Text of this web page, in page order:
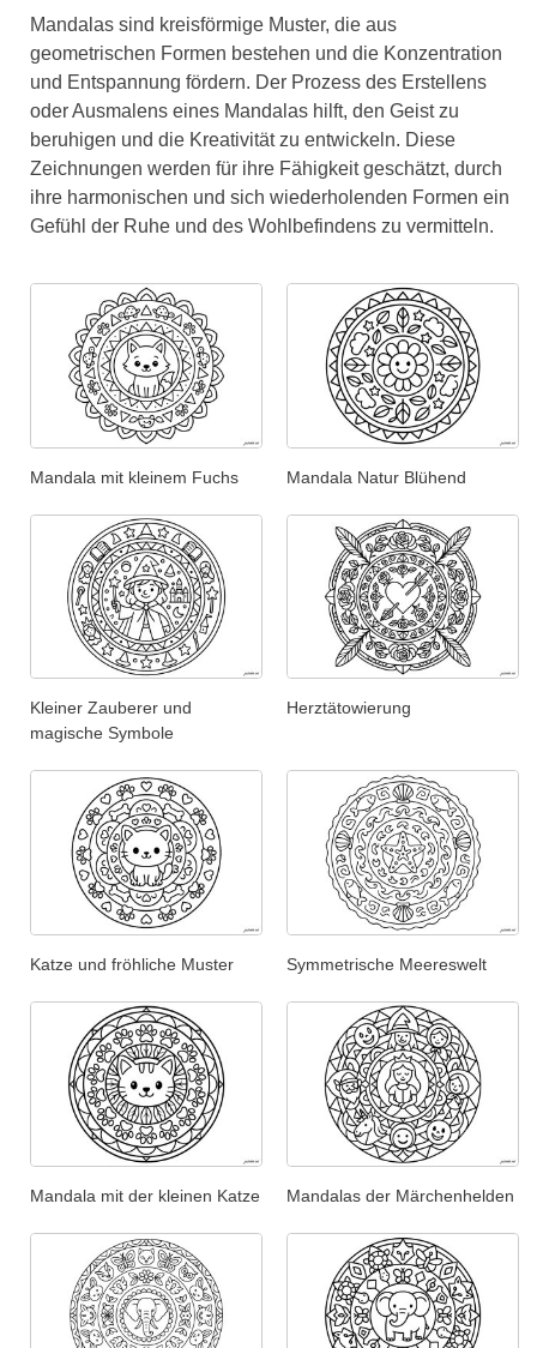
Mandalas sind kreisförmige Muster, die aus
geometrischen Formen bestehen und die Konzentration
und Entspannung fördern. Der Prozess des Erstellens
oder Ausmalens eines Mandalas hilft, den Geist zu
beruhigen und die Kreativität zu entwickeln. Diese
Zeichnungen werden für ihre Fähigkeit geschätzt, durch
ihre harmonischen und sich wiederholenden Formen ein
Gefühl der Ruhe und des Wohlbefindens zu vermitteln.
Mandala mit kleinem Fuchs Mandala Natur Blühend
Kleiner Zauberer und
magische Symbole
Herztätowierung
Katze und fröhliche Muster Symmetrische Meereswelt
Mandala mit der kleinen Katze Mandalas der Märchenhelden